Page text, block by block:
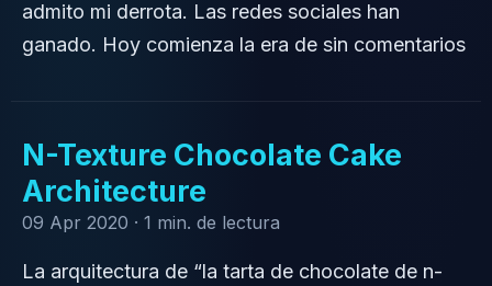
admito mi derrota. Las redes sociales han
ganado. Hoy comienza la era de sin comentarios
N-Texture Chocolate Cake
Architecture
09 Apr 2020 · 1 min. de lectura
La arquitectura de “la tarta de chocolate de n-